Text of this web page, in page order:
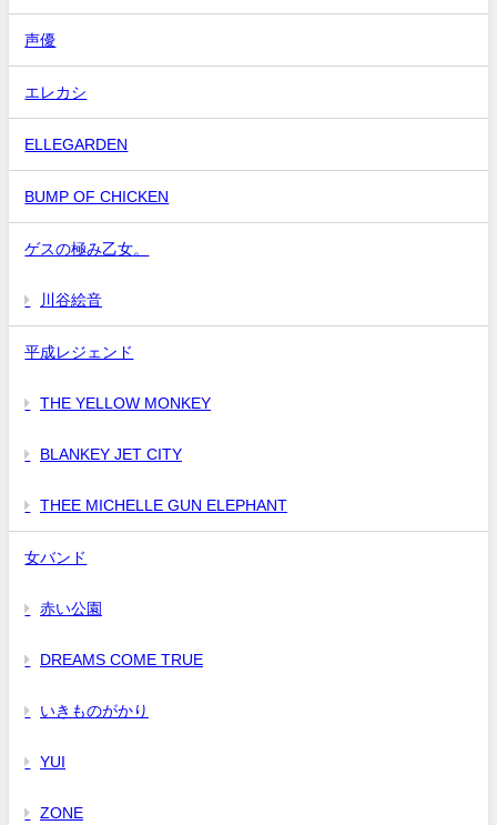
声優
エレカシ
ELLEGARDEN
BUMP OF CHICKEN
ゲスの極み乙女。
川谷絵音
平成レジェンド
THE YELLOW MONKEY
BLANKEY JET CITY
THEE MICHELLE GUN ELEPHANT
女バンド
赤い公園
DREAMS COME TRUE
いきものがかり
YUI
ZONE